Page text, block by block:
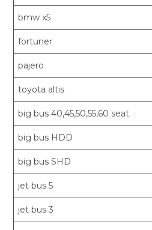
bmw x5
fortuner
pajero
toyota altis
big bus 40,45,50,55,60 seat
big bus HDD
big bus SHD
jet bus 5
jet bus 3